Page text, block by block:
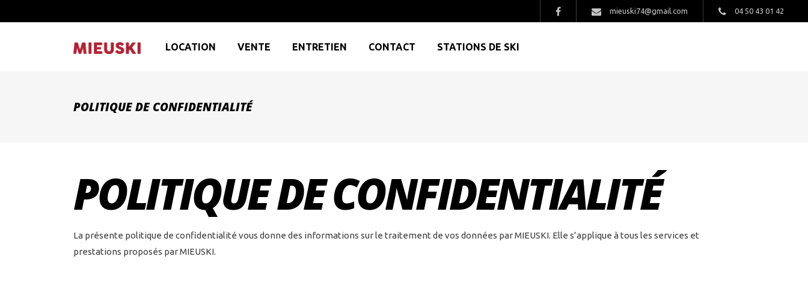
mieuski74@gmail.com 04 50 43 01 42
LOCATION VENTE ENTRETIEN CONTACT STATIONS DE SKI
POLITIQUE DE CONFIDENTIALITÉ
POLITIQUE DE CONFIDENTIALITÉ
La présente politique de confidentialité vous donne des informations sur le traitement de vos données par MIEUSKI. Elle s’applique à tous les services et
prestations proposés par MIEUSKI.